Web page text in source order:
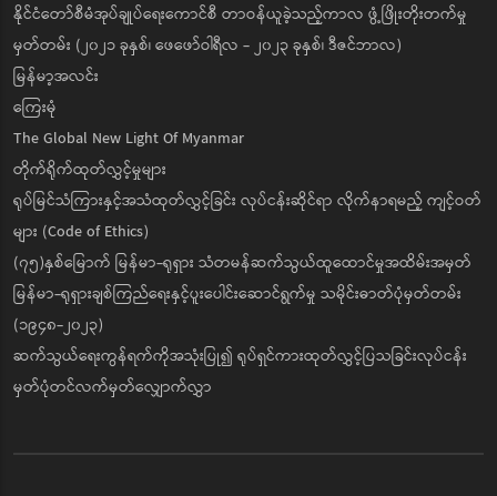
နိုင်ငံတော်စီမံအုပ်ချုပ်ရေးကောင်စီ တာဝန်ယူခဲ့သည့်ကာလ ဖွံ့ဖြိုးတိုးတက်မှု
မှတ်တမ်း (၂၀၂၁ ခုနှစ်၊ ဖေဖော်ဝါရီလ - ၂၀၂၃ ခုနှစ်၊ ဒီဇင်ဘာလ)
မြန်မာ့အလင်း
ကြေးမုံ
The Global New Light Of Myanmar
တိုက်ရိုက်ထုတ်လွှင့်မှုများ
ရုပ်မြင်သံကြားနှင့်အသံထုတ်လွှင့်ခြင်း လုပ်ငန်းဆိုင်ရာ လိုက်နာရမည့် ကျင့်ဝတ်
များ (Code of Ethics)
(၇၅)နှစ်မြောက် မြန်မာ-ရုရှား သံတမန်ဆက်သွယ်ထူထောင်မှုအထိမ်းအမှတ်
မြန်မာ-ရုရှားချစ်ကြည်ရေးနှင့်ပူးပေါင်းဆောင်ရွက်မှု သမိုင်းဓာတ်ပုံမှတ်တမ်း
(၁၉၄၈-၂၀၂၃)
ဆက်သွယ်ရေးကွန်ရက်ကိုအသုံးပြု၍ ရုပ်ရှင်ကားထုတ်လွှင့်ပြသခြင်းလုပ်ငန်း
မှတ်ပုံတင်လက်မှတ်လျှောက်လွှာ